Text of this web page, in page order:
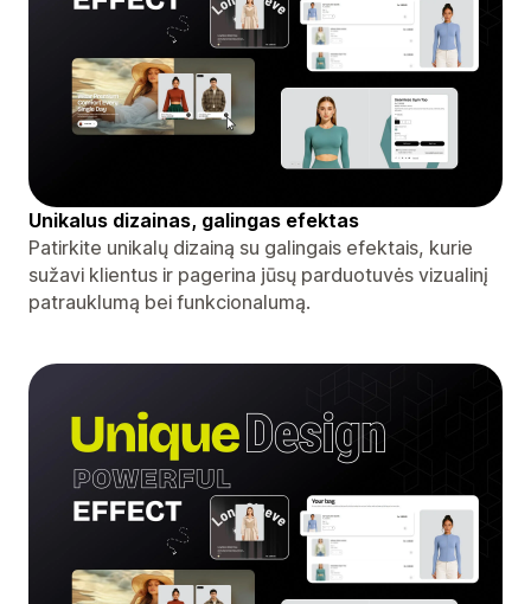
Unikalus dizainas, galingas efektas
Patirkite unikalų dizainą su galingais efektais, kurie
sužavi klientus ir pagerina jūsų parduotuvės vizualinį
patrauklumą bei funkcionalumą.